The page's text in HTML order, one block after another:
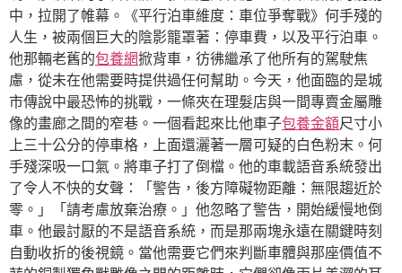
中，拉開了帷幕。《平行泊車維度：車位爭奪戰》何手殘的
人生，被兩個巨大的陰影籠罩著：停車費，以及平行泊車。
他那輛老舊的包養網掀背車，彷彿繼承了他所有的駕駛焦
慮，從未在他需要時提供過任何幫助。今天，他面臨的是城
市傳說中最恐怖的挑戰，一條夾在理髮店與一間專賣金屬雕
像的畫廊之間的窄巷。一個看起來比他車子包養金額尺寸小
上三十公分的停車格，上面還灑著一層可疑的白色粉末。何
手殘深吸一口氣。將車子打了倒檔。他的車載語音系統發出
了令人不快的女聲：「警告，後方障礙物距離：無限趨近於
零。」「請考慮放棄治療。」他忽略了警告，開始緩慢地倒
車。他最討厭的不是語音系統，而是那兩塊永遠在關鍵時刻
自動收折的後視鏡。當他需要它們來判斷車體與那座價值不